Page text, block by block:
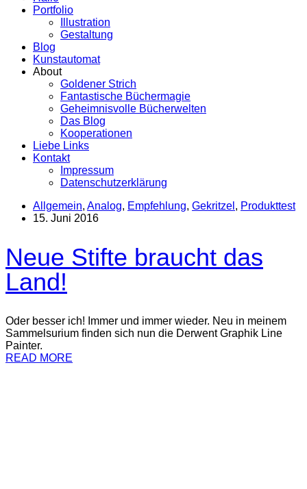
Portfolio
Illustration
Gestaltung
Blog
Kunstautomat
About
Goldener Strich
Fantastische Büchermagie
Geheimnisvolle Bücherwelten
Das Blog
Kooperationen
Liebe Links
Kontakt
Impressum
Datenschutzerklärung
Allgemein, Analog, Empfehlung, Gekritzel , Produkttest
15. Juni 2016
Neue Stifte braucht das
Land!
Oder besser ich! Immer und immer wieder. Neu in meinem
Sammelsurium finden sich nun die Derwent Graphik Line
Painter.
READ MORE